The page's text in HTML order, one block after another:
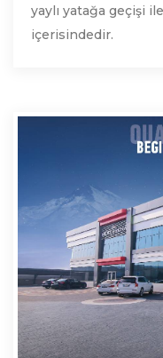
yaylı yatağa geçişi
içerisindedir.